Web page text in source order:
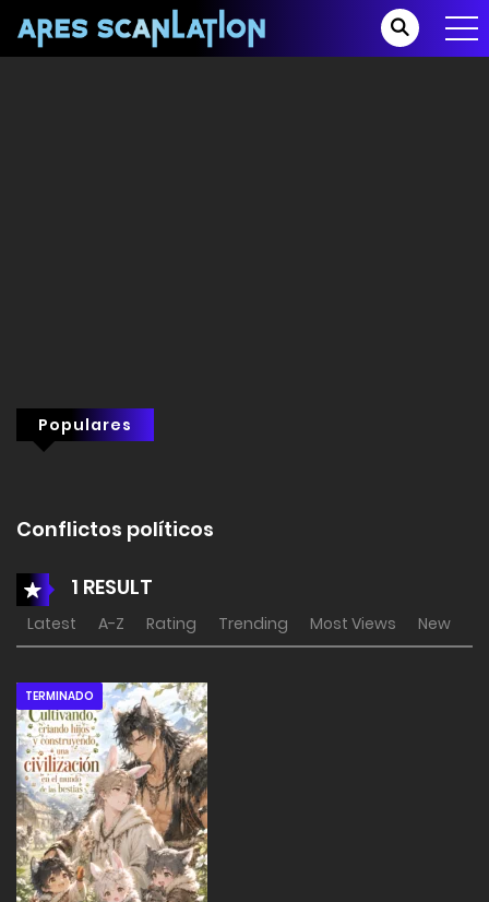
Populares
Conflictos políticos
1 RESULT
Latest A-Z Rating Trending Most Views New
TERMINADO